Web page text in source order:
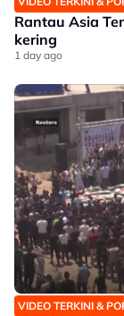
Rantau Asia
kering
1 day ago
VIDEO TERKINI &